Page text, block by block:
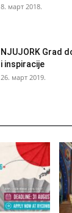
8. март 2018.
NJUJORK Grad
i inspiracije
26. март 2019.